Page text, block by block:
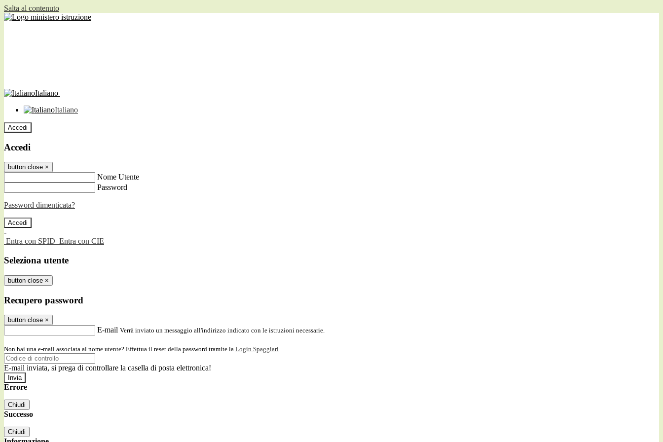
Salta al contenuto
Italiano
Italiano
Accedi
Accedi
button close ×
Nome Utente
Password
Password dimenticata?
-
Entra con SPID Entra con CIE
Seleziona utente
button close ×
Recupero password
button close ×
E-mail Verrà inviato un messaggio all'indirizzo indicato con le istruzioni necessarie.
Non hai una e-mail associata al nome utente? Effettua il reset della password tramite la Login Spaggiari
E-mail inviata, si prega di controllare la casella di posta elettronica!
Errore
Chiudi
Successo
Chiudi